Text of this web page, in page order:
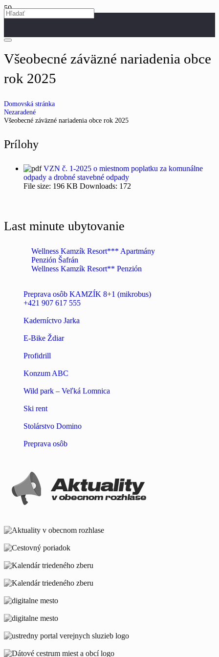
Všeobecné záväzné nariadenia obce
rok 2025
Domovská stránka
Nezaradené
Všeobecné záväzné nariadenia obce rok 2025
Prílohy
VZN č. 1-2025 o miestnom poplatku za komunálne
odpady a drobné stavebné odpady
File size: 196 KB Downloads: 172
Last minute ubytovanie
Wellness Kamzík Resort*** Apartmány
Penzión Šafrán
Wellness Kamzík Resort** Penzión
Preprava osôb KAMZÍK 8+1 (mikrobus)
+421 907 617 555
Kaderníctvo Jarka
E-Bike Ždiar
Profidrill
Konzum ABC
Wild park – Veľká Lomnica
Ski rent
Stolárstvo Domino
Preprava osôb